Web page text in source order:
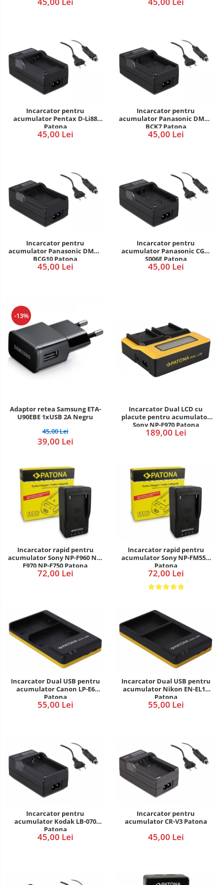
Smartwatch
Aparate foto
Aspiratoare
Diverse
Scule electrice
Accesorii kjøk
Cutite kjøk
Incarcatoare & acumulatori
E27
Telefoane mobile
Telefoane mobile
Incarcator pentru
acumulator Pentax D-Li88
Patona
45,00 Lei
Incarcator pentru
acumulator Panasonic DMW-
BCK7 Patona
45,00 Lei
Incarcator pentru
acumulator Panasonic DMW-
BCG10 Patona
45,00 Lei
Incarcator pentru
acumulator Panasonic CGA-
S006E Patona
45,00 Lei
-13%
Adaptor retea Samsung ETA-
U90EBE 1xUSB 2A Negru
45,00 Lei
39,00 Lei
Incarcator Dual LCD cu
placute pentru acumulator
Sony NP-F970 Patona
189,00 Lei
Incarcator rapid pentru
acumulator Sony NP-F960 NP-
F970 NP-F750 Patona
72,00 Lei
Incarcator rapid pentru
acumulator Sony NP-FM55H
Patona
72,00 Lei
Incarcator Dual USB pentru
acumulator Canon LP-E6
Patona
55,00 Lei
Incarcator Dual USB pentru
acumulator Nikon EN-EL14
Patona
55,00 Lei
Incarcator pentru
acumulator Kodak LB-070
Patona
45,00 Lei
Incarcator pentru
acumulator CR-V3 Patona
45,00 Lei